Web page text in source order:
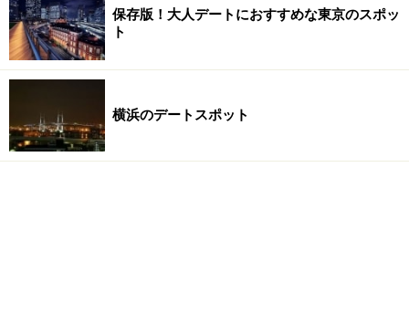
保存版！大人デートにおすすめな東京のスポッ
ト
横浜のデートスポット